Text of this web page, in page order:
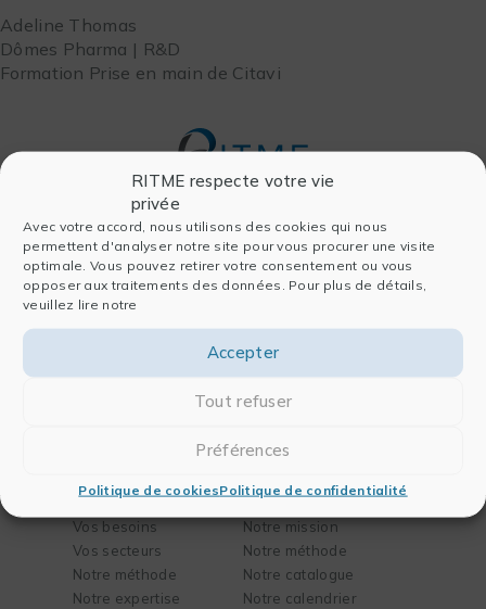
RITME respecte votre vie
privée
Avec votre accord, nous utilisons des cookies qui nous
permettent d'analyser notre site pour vous procurer une visite
optimale. Vous pouvez retirer votre consentement ou vous
opposer aux traitements des données. Pour plus de détails,
veuillez lire notre
Accepter
Tout refuser
Préférences
Politique de cookiesPolitique de confidentialité
Adeline Thomas
Dômes Pharma | R&D
Formation Prise en main de Citavi
Entreprise
Qui sommes-nous
Histoire
Logiciels
Pour l’analyse
Pour l’ingénierie
Solutions
Vos besoins
Vos secteurs
Notre méthode
Notre expertise
Formation
Notre mission
Notre méthode
Notre catalogue
Notre calendrier